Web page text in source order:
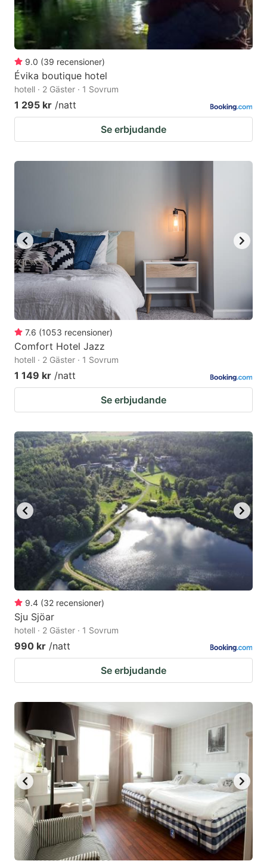
9.0 (39 recensioner)
Évika boutique hotel
hotell · 2 Gäster · 1 Sovrum
1 295 kr /natt
Se erbjudande
7.6 (1053 recensioner)
Comfort Hotel Jazz
hotell · 2 Gäster · 1 Sovrum
1 149 kr /natt
Se erbjudande
9.4 (32 recensioner)
Sju Sjöar
hotell · 2 Gäster · 1 Sovrum
990 kr /natt
Se erbjudande